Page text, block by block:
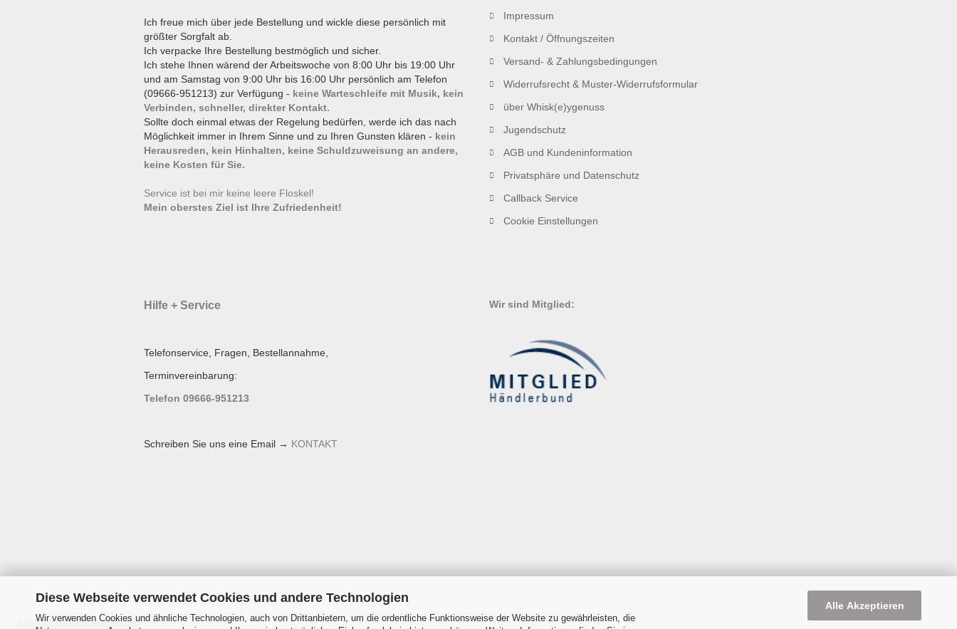
Diese Webseite verwendet Cookies und andere Technologien
Wir verwenden Cookies und ähnliche Technologien, auch von Drittanbietern, um die ordentliche Funktionsweise der Website zu gewährleisten, die
Alle Akzeptieren
Ich freue mich über jede Bestellung und wickle diese persönlich mit
größter Sorgfalt ab.
Ich verpacke Ihre Bestellung bestmöglich und sicher.
Ich stehe Ihnen wärend der Arbeitswoche von 8:00 Uhr bis 19:00 Uhr
und am Samstag von 9:00 Uhr bis 16:00 Uhr persönlich am Telefon
(09666-951213) zur Verfügung - keine Warteschleife mit Musik, kein
Verbinden, schneller, direkter Kontakt.
Sollte doch einmal etwas der Regelung bedürfen, werde ich das nach
Möglichkeit immer in Ihrem Sinne und zu Ihren Gunsten klären - kein
Herausreden, kein Hinhalten, keine Schuldzuweisung an andere,
keine Kosten für Sie.
Service ist bei mir keine leere Floskel!
Mein oberstes Ziel ist Ihre Zufriedenheit!
Impressum
Kontakt / Öffnungszeiten
Versand- & Zahlungsbedingungen
Widerrufsrecht & Muster-Widerrufsformular
über Whisk(e)ygenuss
Jugendschutz
AGB und Kundeninformation
Privatsphäre und Datenschutz
Callback Service
Cookie Einstellungen
Hilfe + Service
Telefonservice, Fragen, Bestellannahme,
Terminvereinbarung:
Telefon 09666-951213
Schreiben Sie uns eine Email → KONTAKT
Wir sind Mitglied: